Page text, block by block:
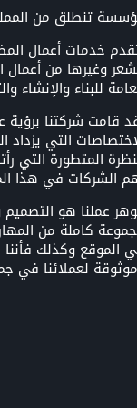
تنطلق من
خدمات أعمال
وغيرها من أعمال
للبناء والإنشاء
قامت شركتنا
التي يزداد
المتطورة التي
الشركات في هذا
عملنا هو التصميم
كاملة من
الموقع وكذلك
لعملائنا في